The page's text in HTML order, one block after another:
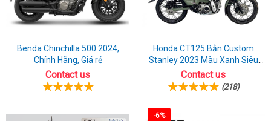
Benda Chinchilla 500 2024,
Chính Hãng, Giá rẻ
Contact us
Honda CT125 Bản Custom
Stanley 2023 Màu Xanh Siêu
Chất
Contact us
(218)
-6%